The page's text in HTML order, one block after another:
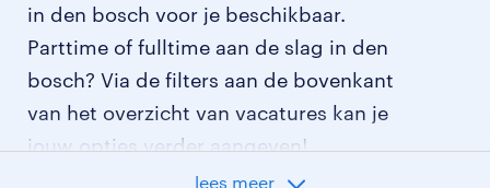
in den bosch voor je beschikbaar.
Parttime of fulltime aan de slag in den
bosch? Via de filters aan de bovenkant
van het overzicht van vacatures kan je
jouw opties verder aangeven!
lees meer